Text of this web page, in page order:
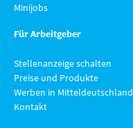
Minijobs
Für Arbeitgeber
Stellenanzeige schalten
Preise und Produkte
Werben in Mitteldeutschland
Kontakt